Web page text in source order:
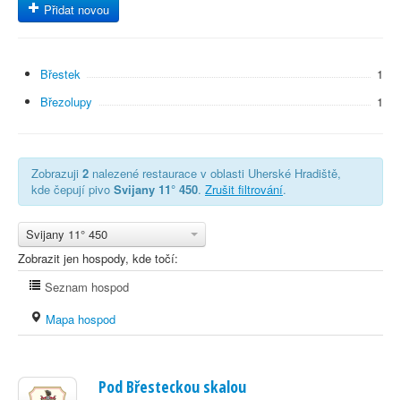
Přidat novou
Břestek
1
Březolupy
1
Zobrazuji 2 nalezené restaurace v oblasti Uherské Hradiště,
kde čepují pivo Svijany 11° 450. Zrušit filtrování.
Svijany 11° 450
Zobrazit jen hospody, kde točí:
Seznam hospod
Mapa hospod
Pod Břesteckou skalou